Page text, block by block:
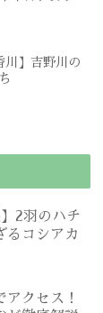
】吉野川の
2羽のハチ
るコシアカ
アクセス！